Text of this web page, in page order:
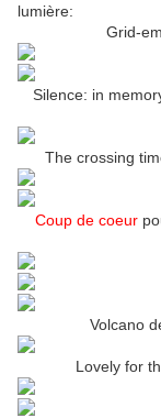
lumière:
Grid-
Silence: in
The crossing
Coup de coeur
Volcano
Lovely for